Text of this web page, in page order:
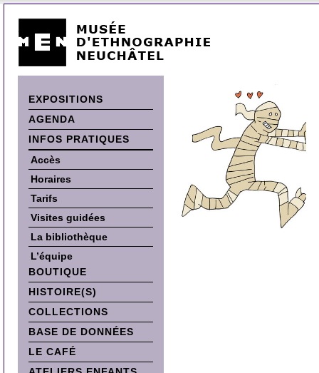
EXPOSITIONS
AGENDA
INFOS PRATIQUES
Accès
Horaires
Tarifs
Visites guidées
La bibliothèque
L’équipe
BOUTIQUE
HISTOIRE(S)
COLLECTIONS
BASE DE DONNÉES
LE CAFÉ